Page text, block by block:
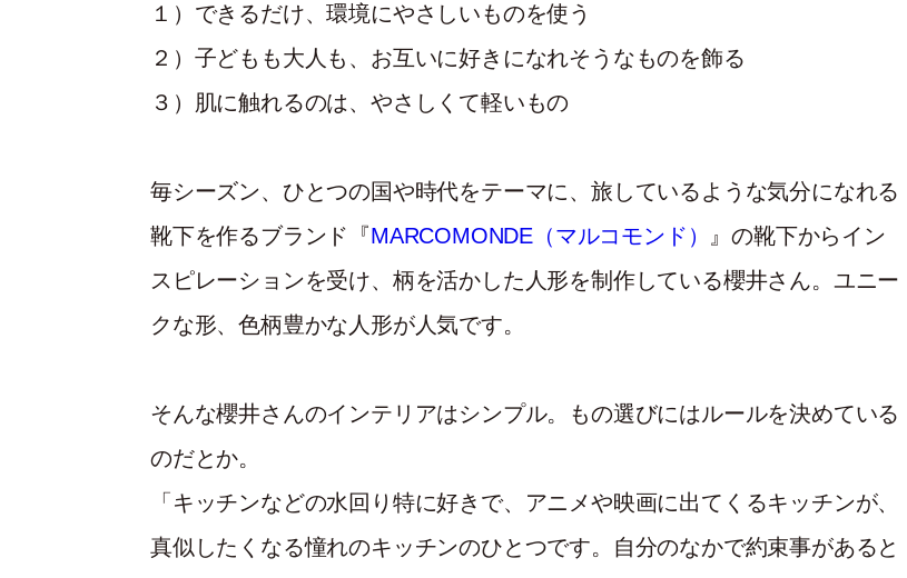
１）できるだけ、環境にやさしいものを使う
２）子どもも大人も、お互いに好きになれそうなものを飾る
３）肌に触れるのは、やさしくて軽いもの
毎シーズン、ひとつの国や時代をテーマに、旅しているような気分になれる
靴下を作るブランド『MARCOMONDE（マルコモンド）
』の靴下からイン
スピレーションを受け、柄を活かした人形を制作している櫻井さん。ユニー
クな形、色柄豊かな人形が人気です。
そんな櫻井さんのインテリアはシンプル。もの選びにはルールを決めている
のだとか。
「キッチンなどの水回り特に好きで、アニメや映画に出てくるキッチンが、
真似したくなる憧れのキッチンのひとつです。自分のなかで約束事があると